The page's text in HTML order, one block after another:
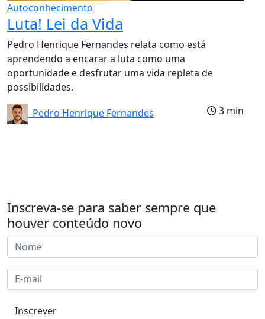
Autoconhecimento
Luta! Lei da Vida
Pedro Henrique Fernandes relata como está
aprendendo a encarar a luta como uma
oportunidade e desfrutar uma vida repleta de
possibilidades.
Pedro Henrique Fernandes
3 min
Inscreva-se para saber sempre que
houver conteúdo novo
Inscrever